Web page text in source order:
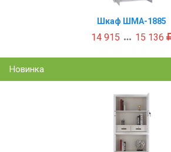
Шкаф ШМА-1885
14 915  15 136
Новинка